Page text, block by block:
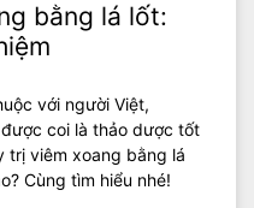
bằng lá lốt:
với người Việt,
coi là thảo dược tốt
trị viêm xoang bằng lá
Cùng tìm hiểu nhé!